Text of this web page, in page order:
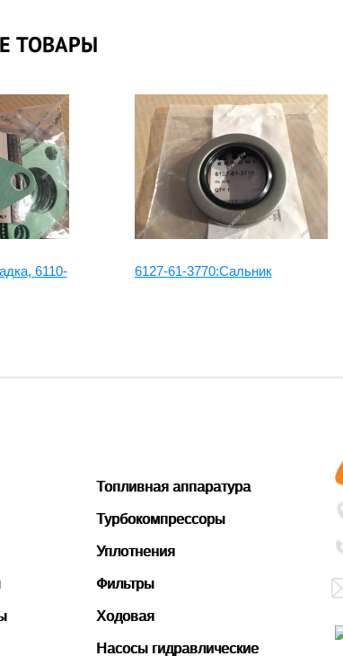
ТОВАРЫ
6110-
6127-61-3770:Сальник
Топливная аппаратура
Турбокомпрессоры
Уплотнения
Фильтры
Ходовая
Насосы гидравлические